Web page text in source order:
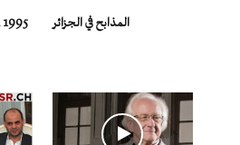
المذابح في الجزائر